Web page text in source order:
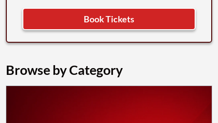
Book Tickets
Browse by Category